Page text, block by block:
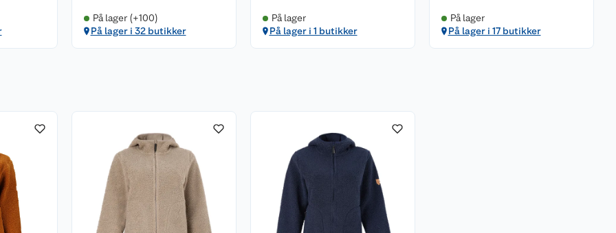
På lager (+100)
På lager i 32 butikker
På lager
På lager i 1 butikker
På lager
På lager i 17 butikker